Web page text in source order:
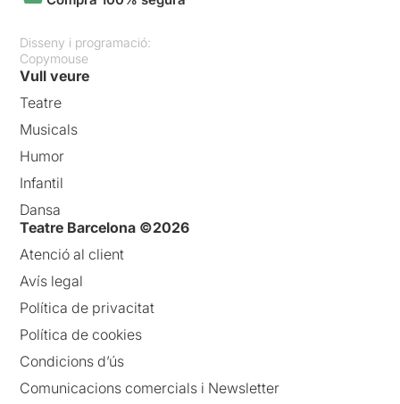
Disseny i programació:
Copymouse
Vull veure
Teatre
Musicals
Humor
Infantil
Dansa
Teatre Barcelona ©2026
Atenció al client
Avís legal
Política de privacitat
Política de cookies
Condicions d’ús
Comunicacions comercials i Newsletter